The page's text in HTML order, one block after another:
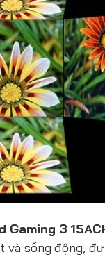
Gaming 3
và sống động,